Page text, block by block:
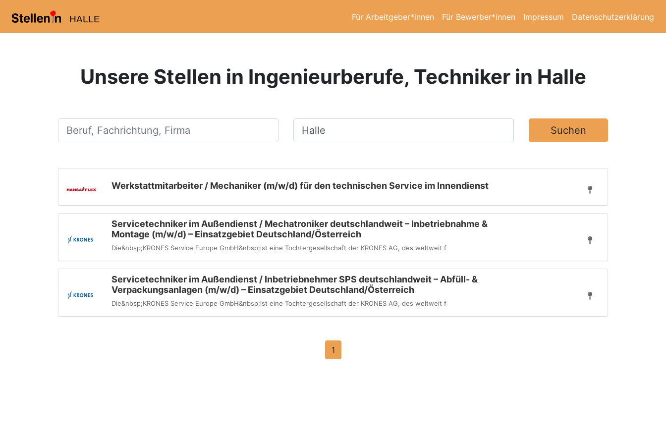
HALLE Für Arbeitgeber*innen Für Bewerber*innen Impressum Datenschutzerklärung
Unsere Stellen in Ingenieurberufe, Techniker in Halle
Beruf, Fachrichtung, Firma Ort, Stadt Suchen
Werkstattmitarbeiter / Mechaniker (m/w/d) für den technischen Service im Innendienst
Servicetechniker im Außendienst / Mechatroniker deutschlandweit – Inbetriebnahme &
Montage (m/w/d) – Einsatzgebiet Deutschland/Österreich
Die&nbsp;KRONES Service Europe GmbH&nbsp;ist eine Tochter­gesellschaft der KRONES AG, des weltweit f
Servicetechniker im Außendienst / Inbetriebnehmer SPS deutschlandweit – Abfüll- &
Verpackungsanlagen (m/w/d) – Einsatzgebiet Deutschland/Österreich
Die&nbsp;KRONES Service Europe GmbH&nbsp;ist eine Tochter­gesellschaft der KRONES AG, des weltweit f
1